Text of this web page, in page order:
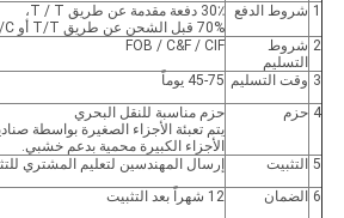
1 شروط الدفع
30٪ دفعة مقدمة عن طريق T / T،
70% قبل الشحن عن طريق T/T أو L/C
2 شروط
التسليم
FOB / C&F / CIF
3 وقت التسليم 45-75 يوماً
4 حزم
حزم مناسبة للنقل البحري
يتم تعبئة الأجزاء الصغيرة بواسطة
الأجزاء الكبيرة محمية بدعم خشبي.
5 التثبيت
إرسال المهندسين لتعليم المشتري
6 الضمان
12 شهراً بعد التثبيت